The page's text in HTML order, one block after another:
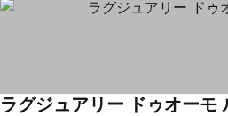
ラグジュアリー ドゥオーモ